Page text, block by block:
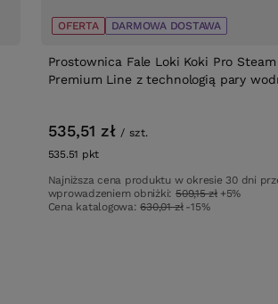
OFERTA DARMOWA DOSTAWA
Prostownica Fale Loki Koki Pro Steam
Premium Line z technologią pary
535,51 zł / szt.
535.51 pkt
Najniższa cena produktu w okresie 30 dni
wprowadzeniem obniżki: 509,15 zł +5%
Cena katalogowa:630,01 zł -15%